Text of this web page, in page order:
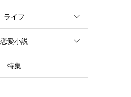
ライフ
恋愛小説
特集